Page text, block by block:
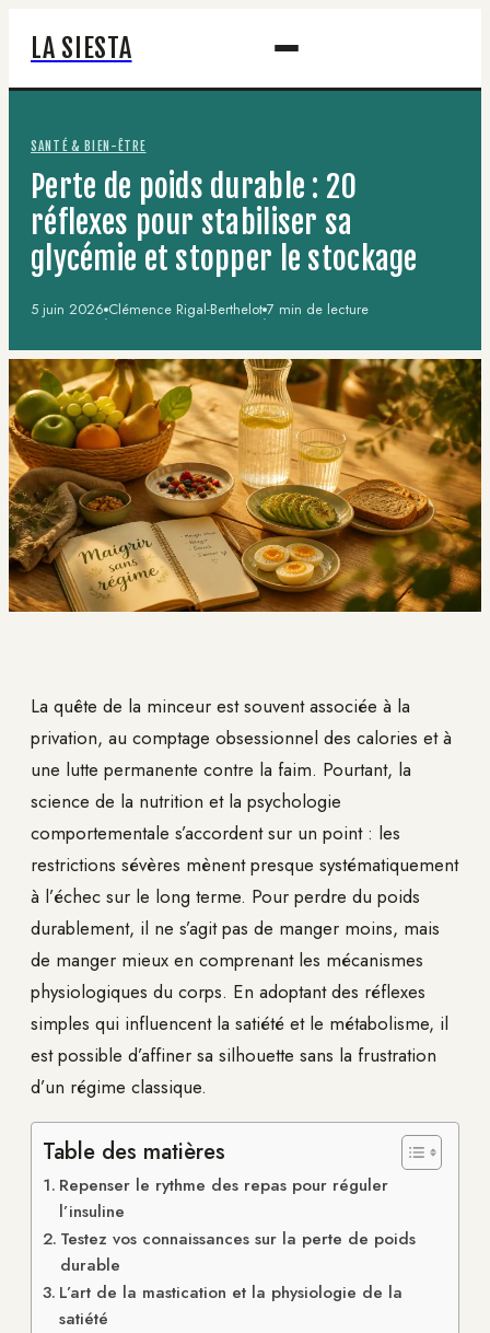
LA SIESTA
SANTÉ & BIEN-ÊTRE
Perte de poids durable : 20
réflexes pour stabiliser sa
glycémie et stopper le stockage
5 juin 2026·Clémence Rigal-Berthelot·7 min de lecture
La quête de la minceur est souvent associée à la
privation, au comptage obsessionnel des calories et à
une lutte permanente contre la faim. Pourtant, la
science de la nutrition et la psychologie
comportementale s’accordent sur un point : les
restrictions sévères mènent presque systématiquement
à l’échec sur le long terme. Pour perdre du poids
durablement, il ne s’agit pas de manger moins, mais
de manger mieux en comprenant les mécanismes
physiologiques du corps. En adoptant des réflexes
simples qui influencent la satiété et le métabolisme, il
est possible d’affiner sa silhouette sans la frustration
d’un régime classique.
Table des matières
Repenser le rythme des repas pour réguler
l’insuline
Testez vos connaissances sur la perte de poids
durable
L’art de la mastication et la physiologie de la
satiété